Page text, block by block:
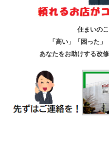
住まいの
「高い」「困った
あなたをお助けする改